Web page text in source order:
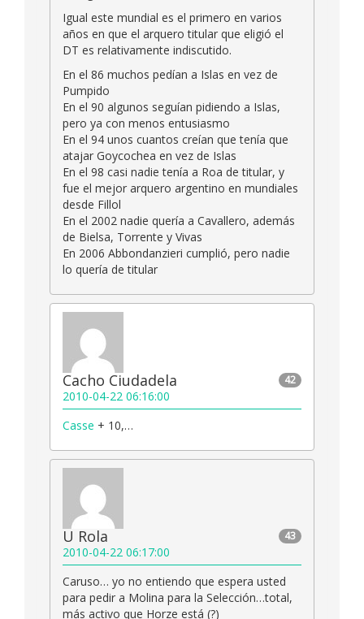
Igual este mundial es el primero en varios
años en que el arquero titular que eligió el
DT es relativamente indiscutido.
En el 86 muchos pedían a Islas en vez de
Pumpido
En el 90 algunos seguían pidiendo a Islas,
pero ya con menos entusiasmo
En el 94 unos cuantos creían que tenía que
atajar Goycochea en vez de Islas
En el 98 casi nadie tenía a Roa de titular, y
fue el mejor arquero argentino en mundiales
desde Fillol
En el 2002 nadie quería a Cavallero, además
de Bielsa, Torrente y Vivas
En 2006 Abbondanzieri cumplió, pero nadie
lo quería de titular
42
Cacho Ciudadela
2010-04-22 06:16:00
Casse + 10,…
43
U Rola
2010-04-22 06:17:00
Caruso… yo no entiendo que espera usted
para pedir a Molina para la Selección…total,
más activo que Horze está (?)